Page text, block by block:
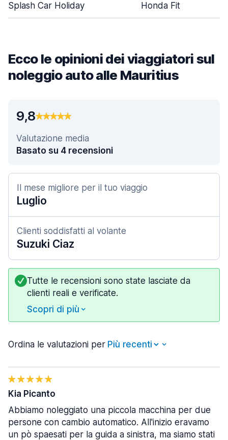
Splash Car Holiday Honda Fit
Ecco le opinioni dei viaggiatori sul
noleggio auto alle Mauritius
9,8
Valutazione media
Basato su 4 recensioni
Il mese migliore per il tuo viaggio
Luglio
Clienti soddisfatti al volante
Suzuki Ciaz
Tutte le recensioni sono state lasciate da
clienti reali e verificate.
Scopri di più
Ordina le valutazioni per
Kia Picanto
Abbiamo noleggiato una piccola macchina per due
persone con cambio automatico. All'inizio eravamo
un pò spaesati per la guida a sinistra, ma siamo stati